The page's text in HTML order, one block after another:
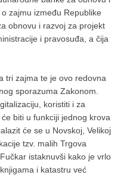
zajmu između Republike
obnovu i razvoj za projekt
i pravosuđa, a čija
tri zajma te je ovo redovna
sporazuma Zakonom.
koristiti i za
biti u funkciji jednog krova
će se u Novskoj, Velikoj
tzv. malih Trgova
istaknuvši kako je vrlo
i katastru već